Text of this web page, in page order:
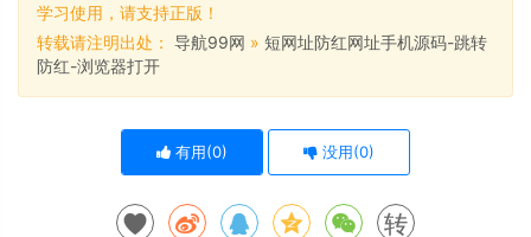
学习使用，请支持正版！
转载请注明出处： 导航99网 » 短网址防红网址手机源码-跳转
防红-浏览器打开
有用(0) 没用(0)
转